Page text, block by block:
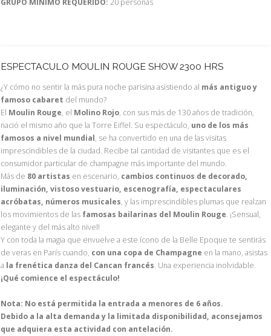
GRUPO MÍNIMO REQUERIDO: 20 personas
ESPECTACULO MOULIN ROUGE SHOW 2300 HRS
¿Y cómo no sentir la más pura noche parisina asistiendo al más antiguo y
famoso cabaret del mundo?
El Moulin Rouge, el Molino Rojo, con sus más de 130 años de tradición,
nació el mismo año que la Torre Eiffel. Su espectáculo, uno de los más
famosos a nivel mundial, se ha convertido en una de las visitas
imprescindibles de la ciudad. Recibe tal cantidad de visitantes que es el
consumidor particular de champagne más importante del mundo.
Más de 80 artistas en escenario, cambios continuos de decorado,
iluminación, vistoso vestuario, escenografía, espectaculares
acróbatas, números musicales, y las imprescindibles plumas que realzan
los movimientos de las famosas bailarinas del Moulin Rouge. ¡Sensual,
elegante y del más alto nivel!
Y con toda la magia que envuelve a este ícono de la Belle Epoque te sentirás
de veras en París cuando, con una copa de Champagne en la mano, asistas
a la frenética danza del Cancan francés. Una experiencia inolvidable.
¡Qué comience el espectáculo!
Nota: No está permitida la entrada a menores de 6 años.
Debido a la alta demanda y la limitada disponibilidad, aconsejamos
que adquiera esta actividad con antelación.